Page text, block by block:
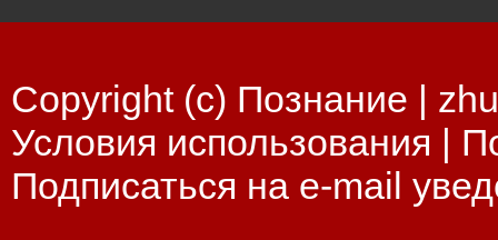
Copyright (c) Познание |
Условия использования |
Подписаться на e-mail